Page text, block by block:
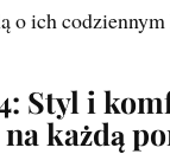
o ich
Styl i
na każdą